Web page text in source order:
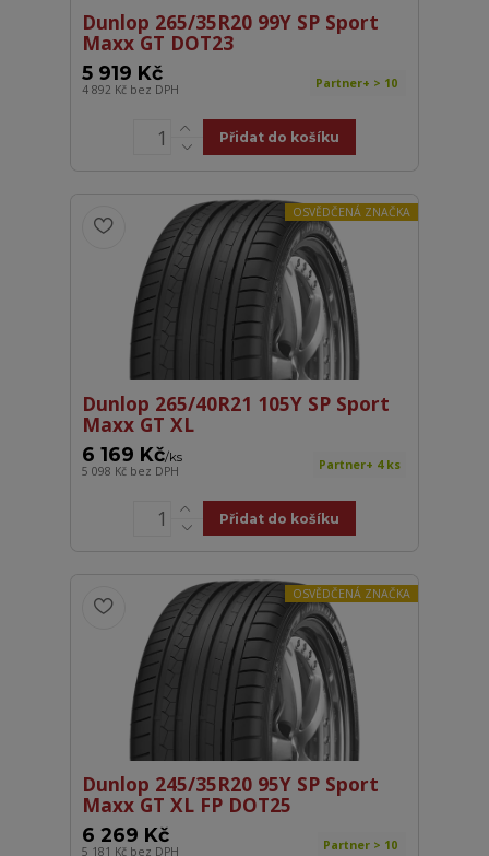
Dunlop 265/35R20 99Y SP Sport
Maxx GT DOT23
5 919 Kč
4 892 Kč bez DPH Partner+ > 10
Přidat do košíku
OSVĚDČENÁ ZNAČKA
Dunlop 265/40R21 105Y SP Sport
Maxx GT XL
6 169 Kč/ks
5 098 Kč bez DPH Partner+ 4 ks
Přidat do košíku
OSVĚDČENÁ ZNAČKA
Dunlop 245/35R20 95Y SP Sport
Maxx GT XL FP DOT25
6 269 Kč
5 181 Kč bez DPH Partner > 10